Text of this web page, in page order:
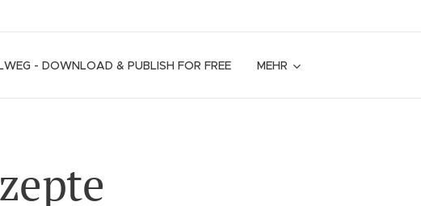
- DOWNLOAD & PUBLISH FOR FREE MEHR